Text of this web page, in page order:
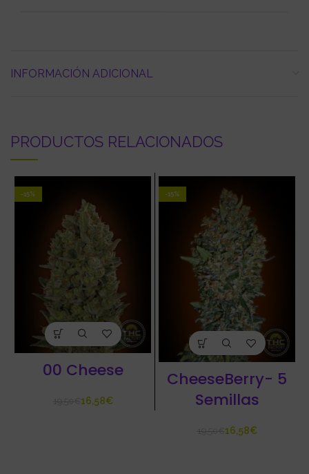
INFORMACIÓN ADICIONAL
PRODUCTOS RELACIONADOS
-15%
00 Cheese
16,58€
-15%
CheeseBerry- 5
Semillas
16,58€